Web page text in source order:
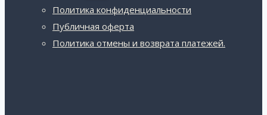
Политика конфиденциальности
Публичная оферта
Политика отмены и возврата платежей.